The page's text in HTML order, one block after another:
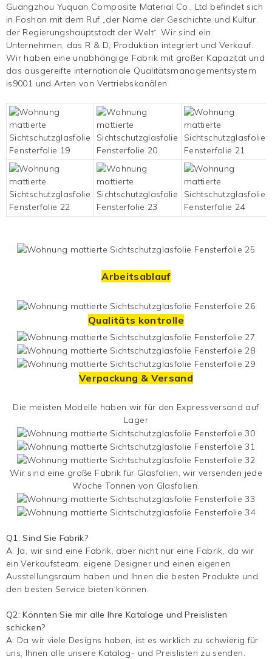
Guangzhou Yuquan Composite Material Co., Ltd befindet sich
in Foshan mit dem Ruf „der Name der Geschichte und Kultur,
der Regierungshauptstadt der Welt“. Wir sind ein
Unternehmen, das R & D, Produktion integriert und Verkauf.
Wir haben eine unabhängige Fabrik mit großer Kapazität und
das ausgereifte internationale Qualitätsmanagementsystem
is9001 und Arten von Vertriebskanälen
Arbeitsablauf
Qualitäts kontrolle
Verpackung & Versand
Die meisten Modelle haben wir für den Expressversand auf
Lager
Wir sind eine große Fabrik für Glasfolien, wir versenden jede
Woche Tonnen von Glasfolien.
Q1: Sind Sie Fabrik?
A: Ja, wir sind eine Fabrik, aber nicht nur eine Fabrik, da wir
ein Verkaufsteam, eigene Designer und einen eigenen
Ausstellungsraum haben und Ihnen die besten Produkte und
den besten Service bieten können.
Q2: Könnten Sie mir alle Ihre Kataloge und Preislisten
schicken?
A: Da wir viele Designs haben, ist es wirklich zu schwierig für
uns, Ihnen alle unsere Katalog- und Preislisten zu senden.